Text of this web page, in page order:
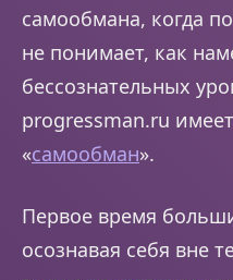
самообмана, когда
не понимает, как
бессознательных
progressman.ru
«самообман».
Первое время
осознавая себя вне